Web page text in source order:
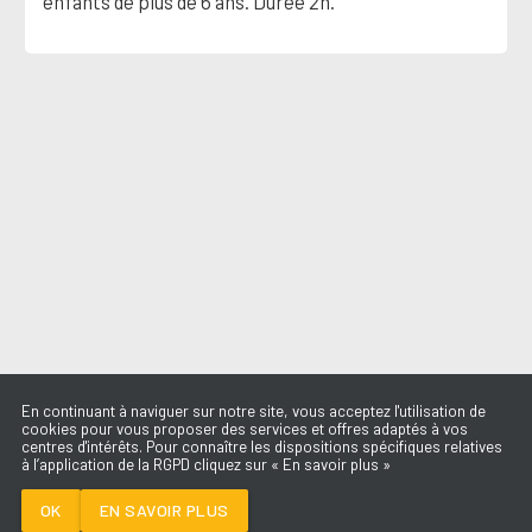
En continuant à naviguer sur notre site, vous acceptez l'utilisation de
cookies pour vous proposer des services et offres adaptés à vos
centres d'intérêts. Pour connaître les dispositions spécifiques relatives
à l’application de la RGPD cliquez sur « En savoir plus »
OK EN SAVOIR PLUS